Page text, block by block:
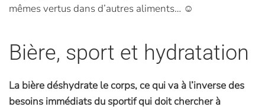
mêmes vertus dans d’autres aliments… ☺
Bière, sport et hydratation
La bière déshydrate le corps, ce qui va à l’inverse des
besoins immédiats du sportif qui doit chercher à